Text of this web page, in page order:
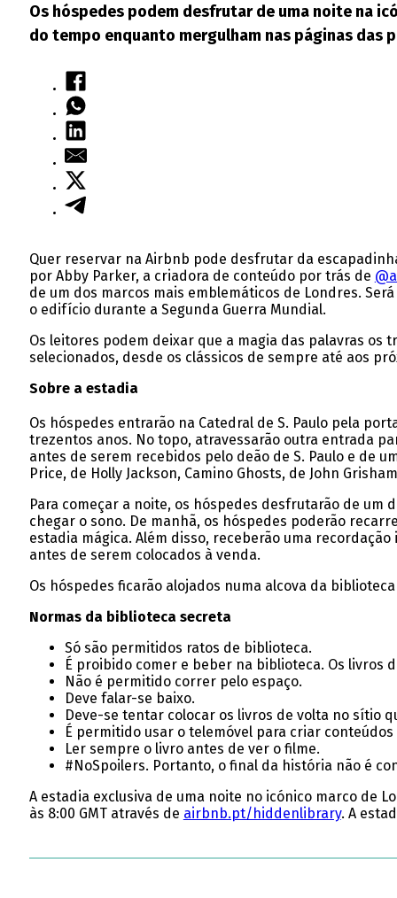
Os hóspedes podem desfrutar de uma noite na
do tempo enquanto mergulham nas páginas das
Quer reservar na Airbnb pode desfrutar da
por Abby Parker, a criadora de conteúdo por trás de
de um dos marcos mais emblemáticos de Londres.
o edifício durante a Segunda Guerra Mundial.
Os leitores podem deixar que a magia das palavras
selecionados, desde os clássicos de sempre até aos
Sobre a estadia
Os hóspedes entrarão na Catedral de S. Paulo pela
trezentos anos. No topo, atravessarão outra entrada
antes de serem recebidos pelo deão de S. Paulo e de
Price, de Holly Jackson, Camino Ghosts, de John
Para começar a noite, os hóspedes desfrutarão de
chegar o sono. De manhã, os hóspedes poderão
estadia mágica. Além disso, receberão uma
antes de serem colocados à venda.
Os hóspedes ficarão alojados numa alcova da
Normas da biblioteca secreta
Só são permitidos ratos de biblioteca.
É proibido comer e beber na biblioteca. Os livros
Não é permitido correr pelo espaço.
Deve falar-se baixo.
Deve-se tentar colocar os livros de volta no sítio
É permitido usar o telemóvel para criar conteúdos
Ler sempre o livro antes de ver o filme.
#NoSpoilers. Portanto, o final da história não é
A estadia exclusiva de uma noite no icónico marco de
às 8:00 GMT através de airbnb.pt/hiddenlibrary. A